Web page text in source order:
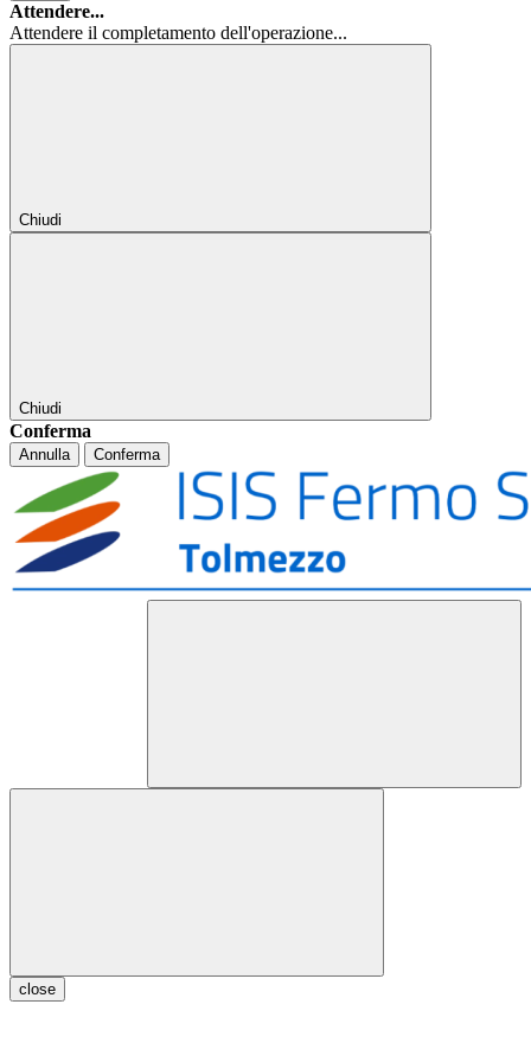
Attendere...
Attendere il completamento dell'operazione...
Chiudi
Chiudi
Conferma
Annulla Conferma
close